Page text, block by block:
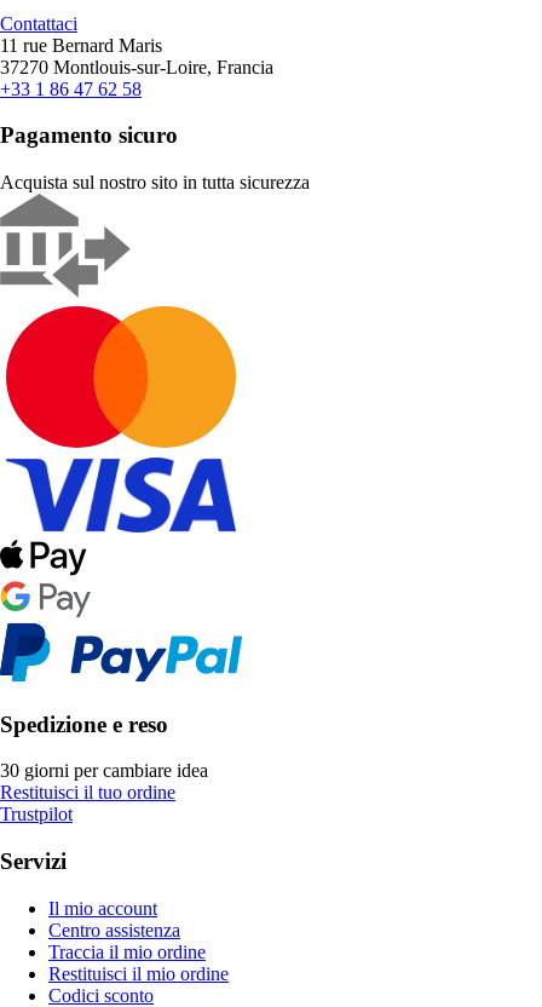
Contattaci
11 rue Bernard Maris
37270 Montlouis-sur-Loire, Francia
+33 1 86 47 62 58
Pagamento sicuro
Acquista sul nostro sito in tutta sicurezza
Spedizione e reso
30 giorni per cambiare idea
Restituisci il tuo ordine
Trustpilot
Servizi
Il mio account
Centro assistenza
Traccia il mio ordine
Restituisci il mio ordine
Codici sconto